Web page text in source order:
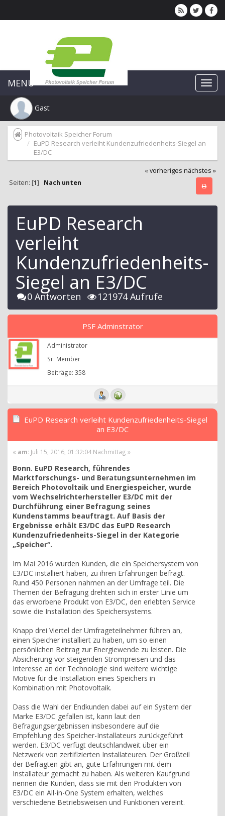
MENU
Gast
Photovoltaik Speicher Forum
EuPD Research verleiht Kundenzufriedenheits-Siegel an
E3/DC
« vorheriges nächstes »
Seiten: [1] Nach unten
EuPD Research
verleiht
Kundenzufriedenheits-
Siegel an E3/DC
0 Antworten 121974 Aufrufe
PSF Adminstrator
Administrator
Sr. Member
Beiträge: 358
EuPD Research verleiht Kundenzufriedenheits-Siegel
an E3/DC
« am: Juli 15, 2016, 01:32:04 Nachmittag »
Bonn. EuPD Research, führendes
Marktforschungs- und Beratungsunternehmen im
Bereich Photovoltaik und Energiespeicher, wurde
vom Wechselrichterhersteller E3/DC mit der
Durchführung einer Befragung seines
Kundenstamms beauftragt. Auf Basis der
Ergebnisse erhält E3/DC das EuPD Research
Kundenzufriedenheits-Siegel in der Kategorie
„Speicher“.
Im Mai 2016 wurden Kunden, die ein Speichersystem von
E3/DC installiert haben, zu ihren Erfahrungen befragt.
Rund 450 Personen nahmen an der Umfrage teil. Die
Themen der Befragung drehten sich in erster Linie um
das erworbene Produkt von E3/DC, den erlebten Service
sowie die Installation des Speichersystems.
Knapp drei Viertel der Umfrageteilnehmer führen an,
einen Speicher installiert zu haben, um so einen
persönlichen Beitrag zur Energiewende zu leisten. Die
Absicherung vor steigenden Strompreisen und das
Interesse an der Technologie sind weitere wichtige
Motive für die Installation eines Speichers in
Kombination mit Photovoltaik.
Dass die Wahl der Endkunden dabei auf ein System der
Marke E3/DC gefallen ist, kann laut den
Befragungsergebnissen insbesondere auf die
Empfehlung des Speicher-Installateurs zurückgeführt
werden. E3/DC verfügt deutschlandweit über ein
Netzwerk von zertifizierten Installateuren. Der Großteil
der Befragten gibt an, gute Erfahrungen mit dem
Installateur gemacht zu haben. Als weiteren Kaufgrund
nennen die Kunden, dass sie mit den Produkten von
E3/DC ein All-in-One System erhalten, welches
verschiedene Betriebsweisen und Funktionen vereint.